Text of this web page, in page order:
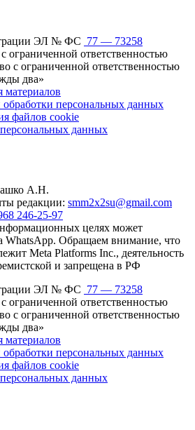
ЭЛ № ФС 77 — 73258
ограниченной ответственностью
с ограниченной ответственностью
два»
материалов
персональных данных
файлов cookie
данных
А.Н.
редакции: smm2x2su@gmail.com
246-25-97
целях может
WhatsApp. Обращаем внимание, что
Meta Platforms Inc., деятельность
и запрещена в РФ
ЭЛ № ФС 77 — 73258
ограниченной ответственностью
с ограниченной ответственностью
два»
материалов
персональных данных
файлов cookie
данных